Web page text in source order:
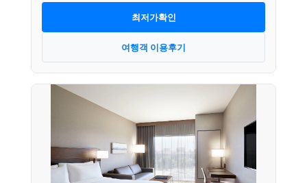
최저가확인
여행객 이용후기